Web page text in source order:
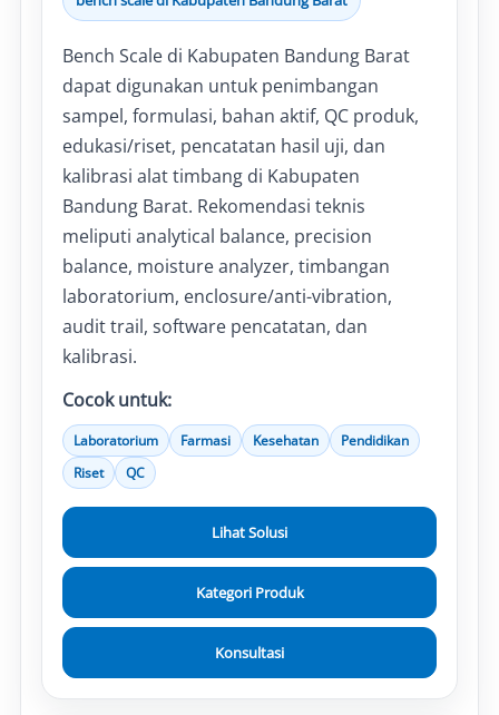
Bench Scale di Kabupaten Bandung Barat
dapat digunakan untuk penimbangan
sampel, formulasi, bahan aktif, QC produk,
edukasi/riset, pencatatan hasil uji, dan
kalibrasi alat timbang di Kabupaten
Bandung Barat. Rekomendasi teknis
meliputi analytical balance, precision
balance, moisture analyzer, timbangan
laboratorium, enclosure/anti-vibration,
audit trail, software pencatatan, dan
kalibrasi.
Cocok untuk:
Laboratorium Farmasi Kesehatan
Pendidikan
Riset
QC
Lihat Solusi
Kategori Produk
Konsultasi